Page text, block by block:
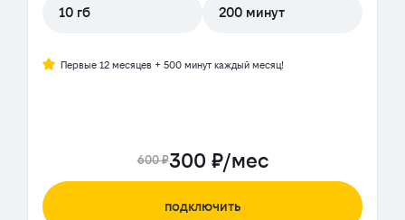
10 гб 200 минут
Первые 12 месяцев + 500 минут каждый месяц!
600 ₽300 ₽/мес
подключить